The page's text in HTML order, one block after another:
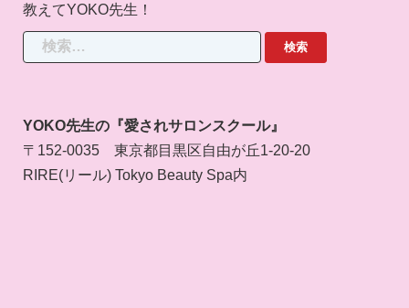
教えてYOKO先生！
索:
YOKO先生の『愛されサロンスクール』
〒152-0035 東京都目黒区自由が丘1-20-20
RIRE(リール) Tokyo Beauty Spa内